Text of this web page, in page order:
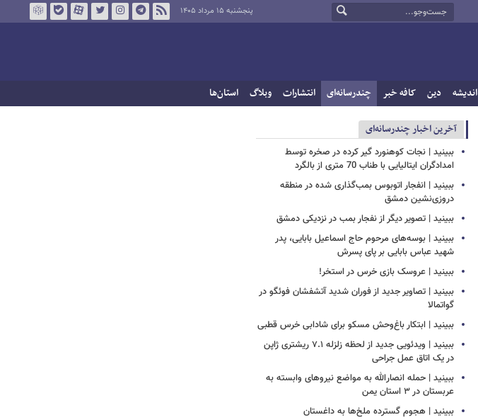
پنجشنبه ۱۵ مرداد ۱۴۰۵
اندیشه دین کافه خبر چندرسانه‌ای انتشارات وبلاگ استان‌ها
آخرین اخبار چندرسانه‌ای
ببینید | نجات کوهنورد گیر کرده در صخره توسط
امدادگران ایتالیایی با طناب 70 متری از بالگرد
ببینید | انفجار اتوبوس بمب‌گذاری شده در منطقه
دروزی‌نشین دمشق
ببینید | تصویر دیگر از نفجار بمب در نزدیکی دمشق
ببینید | بوسه‌های مرحوم حاج اسماعیل بابایی، پدر
شهید عباس بابایی بر پای پسرش
ببینید | عروسک بازی خرس در استخر!
ببینید | تصاویر جدید از فوران شدید آتشفشان فوئگو در
گواتمالا
ببینید | ابتکار باغ‌وحش مسکو برای شادابی خرس قطبی
ببینید | ویدئویی جدید از لحظه زلزله ۷.۱ ریشتری ژاپن
در یک اتاق عمل جراحی
ببینید | حمله انصارالله به مواضع نیروهای وابسته به
عربستان در ۳ استان یمن
ببینید | هجوم گسترده ملخ‌ها به داغستان